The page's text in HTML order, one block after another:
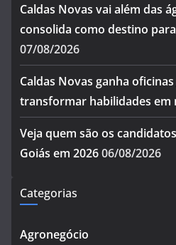
Caldas Novas vai além das
consolida como destino
07/08/2026
Caldas Novas ganha
transformar habilidades em
Veja quem são os
Goiás em 202606/08/2026
Categorias
Agronegócio